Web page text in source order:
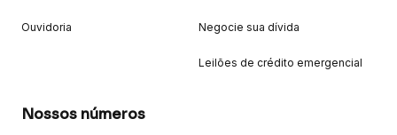
Ouvidoria Negocie sua dívida
Leilões de crédito emergencial
Nossos números